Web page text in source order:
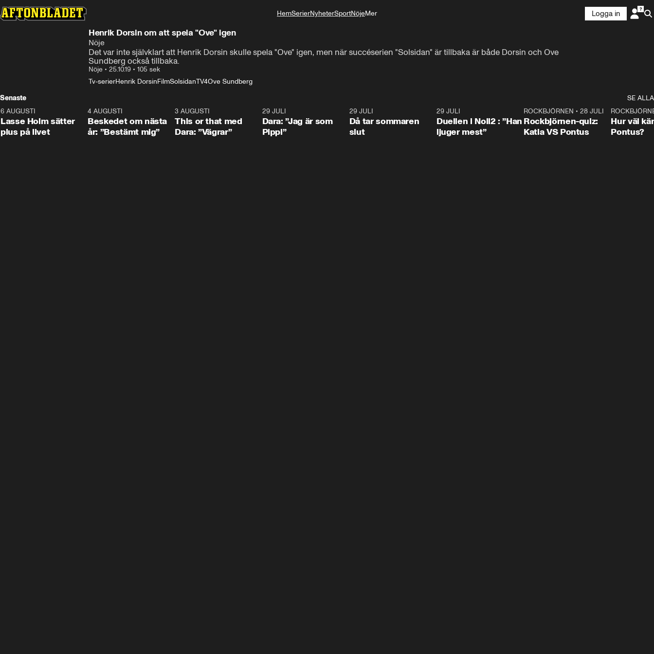
HemSerierNyheterSportNöjeMer
Logga in
Henrik Dorsin om att spela "Ove" igen
Nöje
Det var inte självklart att Henrik Dorsin skulle spela "Ove" igen, men när succéserien "Solsidan" är tillbaka är både Dorsin och Ove
Sundberg också tillbaka.
Nöje • 25.10.19 • 105 sek
Tv-serierHenrik DorsinFilmSolsidanTV4Ove Sundberg
Senaste
SE ALLA
1:04
6 AUGUSTI
Lasse Holm sätter
plus på livet
0:24
4 AUGUSTI
Beskedet om nästa
år: ”Bestämt mig”
3 AUGUSTI
This or that med
Dara: ”Vägrar”
29 JULI
Dara: ”Jag är som
Pippi”
29 JULI
Då tar sommaren
slut
29 JULI
Duellen i Noll2 : ”Han
ljuger mest”
0:15
ROCKBJÖRNEN •28 JULI
Rockbjörnen-quiz:
Katia VS Pontus
Hur väl
Pontus?